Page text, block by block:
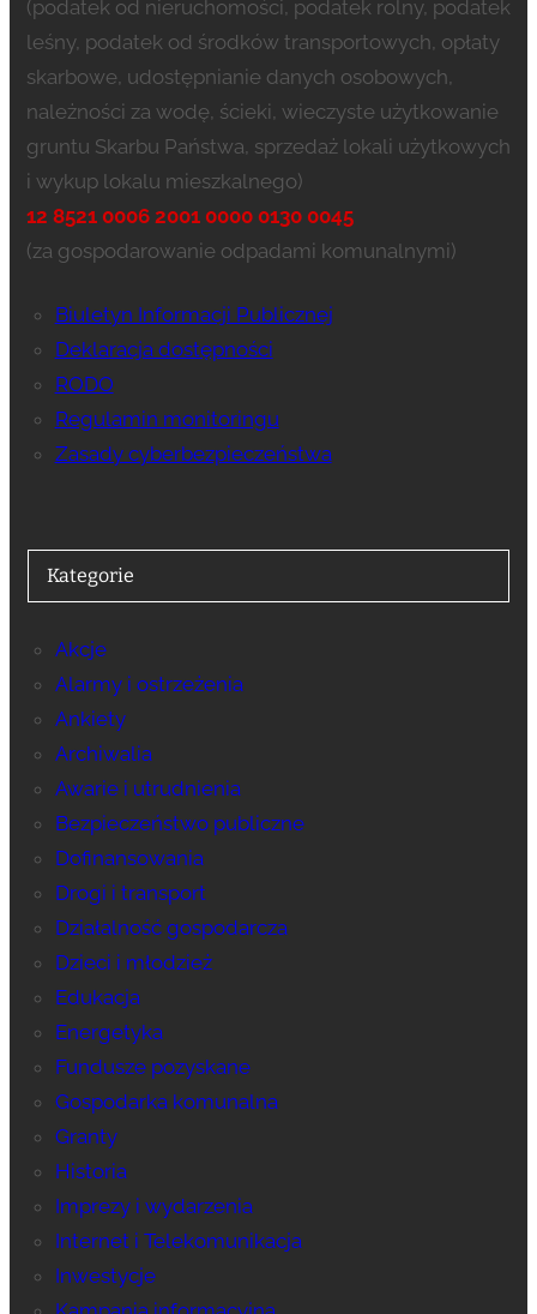
(podatek od nieruchomości, podatek rolny, podatek
leśny, podatek od środków transportowych, opłaty
skarbowe, udostępnianie danych osobowych,
należności za wodę, ścieki, wieczyste użytkowanie
gruntu Skarbu Państwa, sprzedaż lokali użytkowych
i wykup lokalu mieszkalnego)
12 8521 0006 2001 0000 0130 0045
(za gospodarowanie odpadami komunalnymi)
Biuletyn Informacji Publicznej
Deklaracja dostępności
RODO
Regulamin monitoringu
Zasady cyberbezpieczeństwa
Kategorie
Akcje
Alarmy i ostrzeżenia
Ankiety
Archiwalia
Awarie i utrudnienia
Bezpieczeństwo publiczne
Dofinansowania
Drogi i transport
Działalność gospodarcza
Dzieci i młodzież
Edukacja
Energetyka
Fundusze pozyskane
Gospodarka komunalna
Granty
Historia
Imprezy i wydarzenia
Internet i Telekomunikacja
Inwestycje